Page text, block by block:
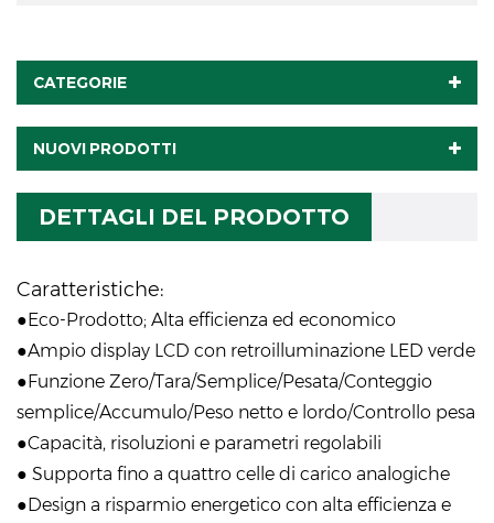
CATEGORIE
NUOVI PRODOTTI
DETTAGLI DEL PRODOTTO
Caratteristiche:
●Eco-Prodotto; Alta efficienza ed economico
●Ampio display LCD con retroilluminazione LED verde
●Funzione Zero/Tara/Semplice/Pesata/Conteggio
semplice/Accumulo/Peso netto e lordo/Controllo pesa
●Capacità, risoluzioni e parametri regolabili
● Supporta fino a quattro celle di carico analogiche
●Design a risparmio energetico con alta efficienza e